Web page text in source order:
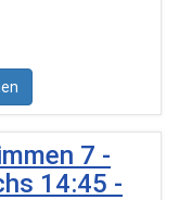
7 -
14:45 -